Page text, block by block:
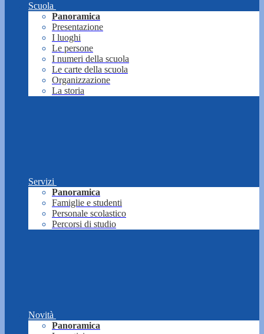
Scuola
Panoramica
Presentazione
I luoghi
Le persone
I numeri della scuola
Le carte della scuola
Organizzazione
La storia
Servizi
Panoramica
Famiglie e studenti
Personale scolastico
Percorsi di studio
Novità
Panoramica